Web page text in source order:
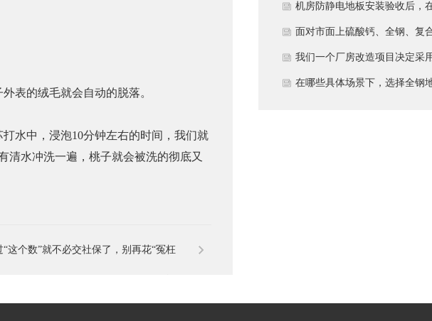
表的绒毛就会自动的脱落。
水中，浸泡10分钟左右的时间，我们就
清水冲洗一遍，桃子就会被洗的彻底又
这个数”就不必交社保了，别再花“冤枉
的质量好坏？所谓的“系统电
阻”为什么很重要？
较潮湿，这种环境下使用防静
地板要注意什么？日常维护有
些要点？
机房防静电地板安装验收后，
日常运维中常常被忽视。请问
一套规范的、可操作的维护规
应包含哪些内容？有哪些“小问
面对市面上硫酸钙、全钢、复
等多种类型的机房防静电地板
我们该如何科学选型？除了预
我们一个厂房改造项目决定采
全钢防静电地板。听说它的安
在哪些具体场景下，选择全钢